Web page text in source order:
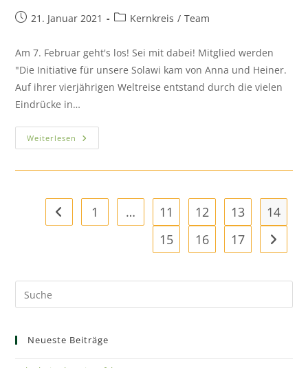
21. Januar 2021 Kernkreis / Team
Am 7. Februar geht's los! Sei mit dabei! Mitglied werden
"Die Initiative für unsere Solawi kam von Anna und Heiner.
Auf ihrer vierjährigen Weltreise entstand durch die vielen
Eindrücke in…
Weiterlesen
1 … 11 12 13
14
15
16 17
Neueste Beiträge